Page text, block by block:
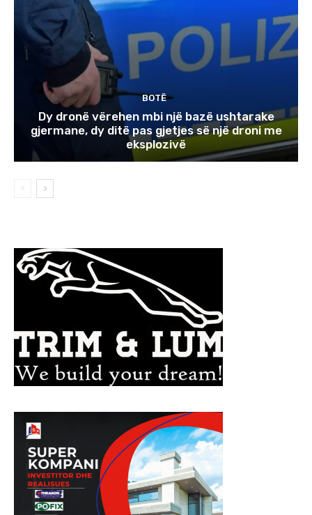
BOTË
Dy dronë vërehen mbi një bazë ushtarake
gjermane, dy ditë pas gjetjes së një droni me
eksplozivë